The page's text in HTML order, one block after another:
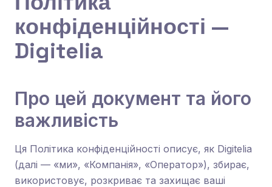
конфіденційності —
Digitelia
Про цей документ та його
важливість
Ця Політика конфіденційності описує, як Digitelia
(далі — «ми», «Компанія», «Оператор»), збирає,
використовує, розкриває та захищає ваші